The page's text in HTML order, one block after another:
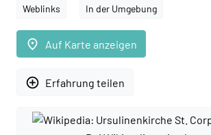
Weblinks In der Umgebung
place Auf Karte anzeigen
add_circle_outline Erfahrung teilen